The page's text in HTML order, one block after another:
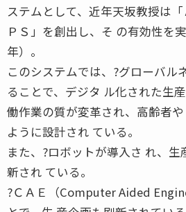
ステムとして、近年天坂教授は
ＰＳ」を創出し、そ の有効性を
年）。
このシステムでは、?グローバル
ることで、デジタ ル化された生
働作業の質が変革され、高齢者
ように設計され ている。
また、?ロボットが導入さ れ、
新され ている。
?ＣＡＥ（Computer Aided